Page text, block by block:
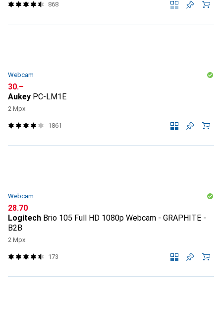
868
Webcam
CHF
30.–
Aukey PC-LM1E
2 Mpx
1861
Webcam
CHF
28.70
Logitech Brio 105 Full HD 1080p Webcam - GRAPHITE -
B2B
2 Mpx
173